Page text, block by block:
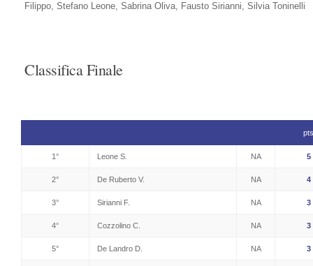
Filippo, Stefano Leone, Sabrina Oliva, Fausto Sirianni, Silvia Toninelli
Classifica Finale
pts
1° Leone S. NA 5
2° De Ruberto V. NA 4
3° Sirianni F. NA 3
4° Cozzolino C. NA 3
5° De Landro D. NA 3